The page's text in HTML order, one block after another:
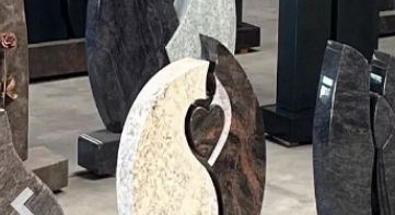
Einzelsteine,
Liegesteine, Findlinge,